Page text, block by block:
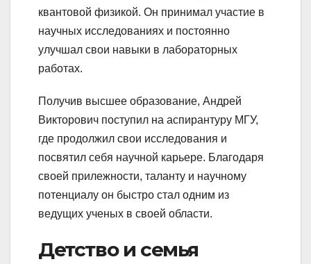
квантовой физикой. Он принимал участие в
научных исследованиях и постоянно
улучшал свои навыки в лабораторных
работах.
Получив высшее образование, Андрей
Викторович поступил на аспирантуру МГУ,
где продолжил свои исследования и
посвятил себя научной карьере. Благодаря
своей прилежности, таланту и научному
потенциалу он быстро стал одним из
ведущих ученых в своей области.
Детство и семья